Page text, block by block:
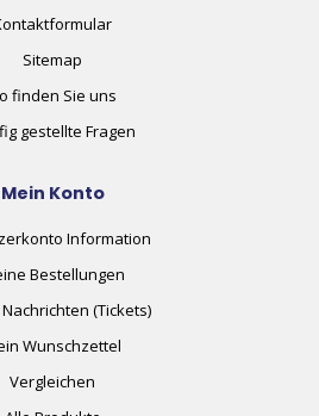
Sitemap
finden Sie uns
gestellte Fragen
Mein Konto
Information
Bestellungen
(Tickets)
Wunschzettel
Vergleichen